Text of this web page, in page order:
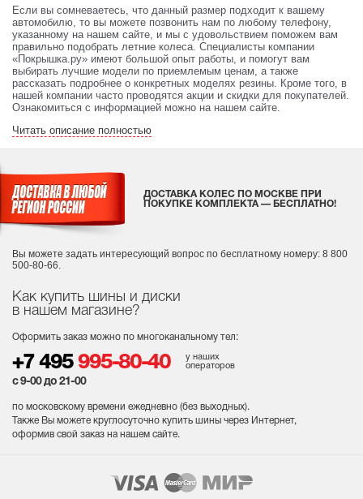
Если вы сомневаетесь, что данный размер подходит к вашему
автомобилю, то вы можете позвонить нам по любому телефону,
указанному на нашем сайте, и мы с удовольствием поможем вам
правильно подобрать летние колеса. Специалисты компании
«Покрышка.ру» имеют большой опыт работы, и помогут вам
выбирать лучшие модели по приемлемым ценам, а также
рассказать подробнее о конкретных моделях резины. Кроме того, в
нашей компании часто проводятся акции и скидки для покупателей.
Ознакомиться с информацией можно на нашем сайте.
Читать описание полностью
Как купить шины и диски
в нашем магазине?
Оформить заказ можно по многоканальному тел:
+7 495 995-80-40
у наших
операторов
с 9-00 до 21-00
по московскому времени ежедневно (без выходных).
Также Вы можете круглосуточно купить шины через Интернет,
оформив свой заказ на нашем сайте.
ДОСТАВКА КОЛЕС ПО МОСКВЕ ПРИ
ПОКУПКЕ КОМПЛЕКТА — БЕСПЛАТНО!
Вы можете задать интересующий вопрос по бесплатному номеру: 8 800
500-80-66.